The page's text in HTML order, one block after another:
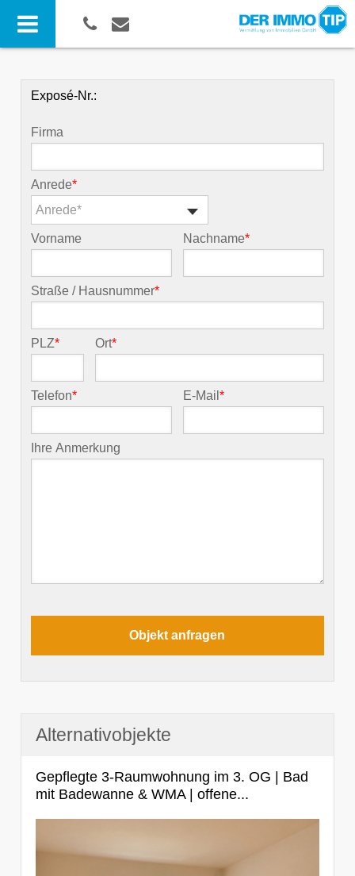
Exposé-Nr.:
Firma
Anrede*
Anrede*
Vorname Nachname*
Straße / Hausnummer*
PLZ* Ort*
Telefon* E-Mail*
Ihre Anmerkung
Alternativobjekte
Gepflegte 3-Raumwohnung im 3. OG | Bad
mit Badewanne & WMA | offene...